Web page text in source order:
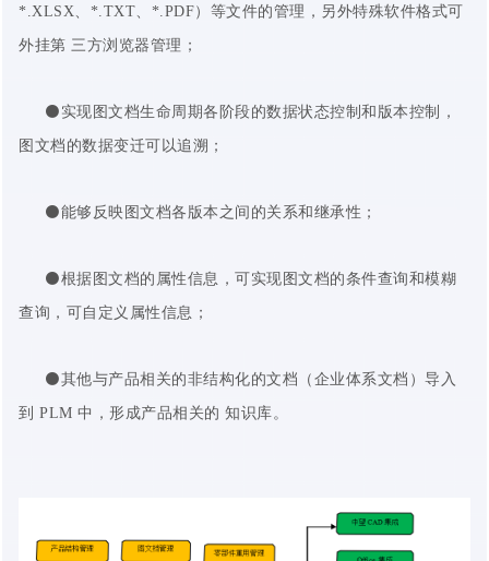
*.XLSX、*.TXT、*.PDF）等文件的管理，另外特殊软件格式可
外挂第 三方浏览器管理；
⚫实现图文档生命周期各阶段的数据状态控制和版本控制，
图文档的数据变迁可以追溯；
⚫能够反映图文档各版本之间的关系和继承性；
⚫根据图文档的属性信息，可实现图文档的条件查询和模糊
查询，可自定义属性信息；
⚫其他与产品相关的非结构化的文档（企业体系文档）导入
到 PLM 中，形成产品相关的 知识库。